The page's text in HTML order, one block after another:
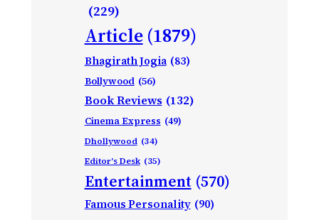
(229)
Article (1879)
Bhagirath Jogia (83)
Bollywood (56)
Book Reviews (132)
Cinema Express (49)
Dhollywood (34)
Editor's Desk (35)
Entertainment (570)
Famous Personality (90)